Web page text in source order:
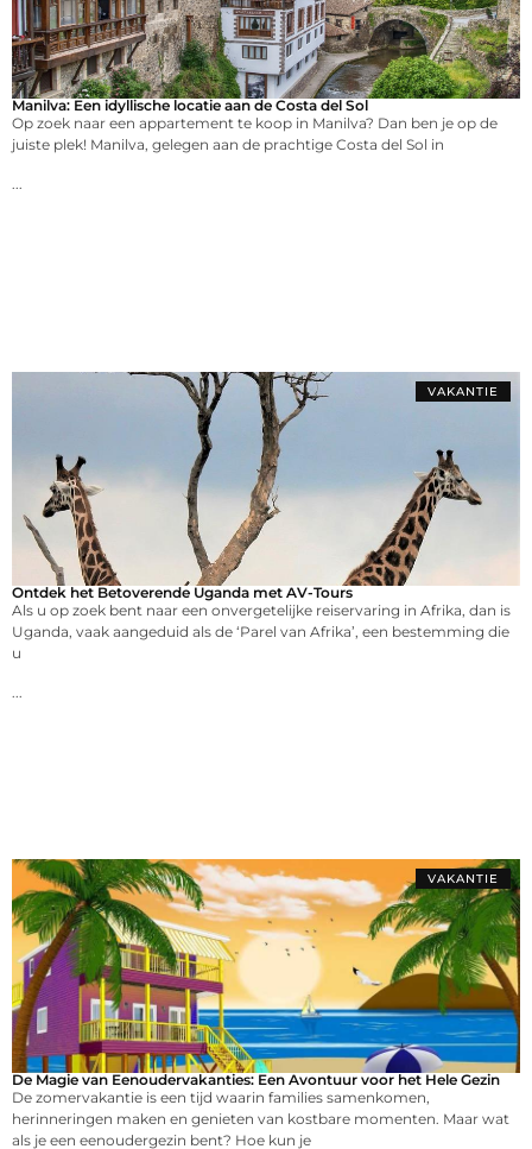
Manilva: Een idyllische locatie aan de Costa del Sol
Op zoek naar een appartement te koop in Manilva? Dan ben je op de
juiste plek! Manilva, gelegen aan de prachtige Costa del Sol in
VAKANTIE
Ontdek het Betoverende Uganda met AV-Tours
Als u op zoek bent naar een onvergetelijke reiservaring in Afrika, dan is
Uganda, vaak aangeduid als de ‘Parel van Afrika’, een bestemming die
u
VAKANTIE
De Magie van Eenoudervakanties: Een Avontuur voor het Hele Gezin
De zomervakantie is een tijd waarin families samenkomen,
herinneringen maken en genieten van kostbare momenten. Maar wat
als je een eenoudergezin bent? Hoe kun je